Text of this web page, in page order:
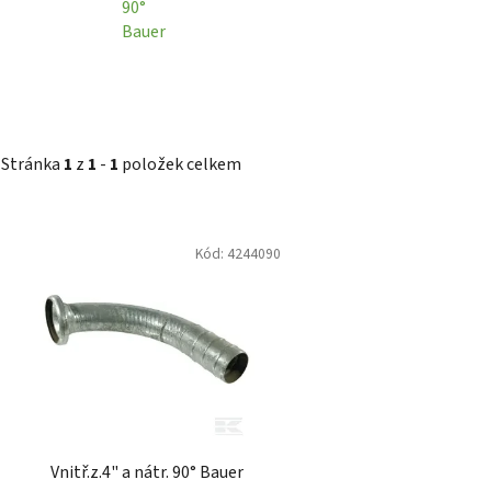
90°
Bauer
Stránka 1 z 1 - 1 položek celkem
Vnitř.z.4" a nátr. 90° Bauer
Kód: 4244090